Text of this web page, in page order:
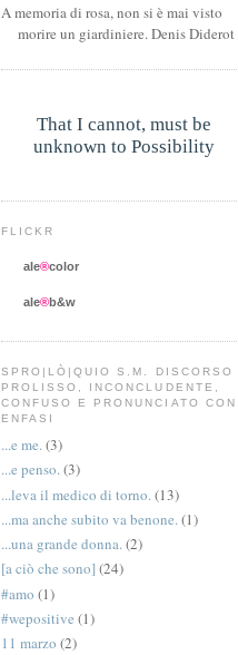
A memoria di rosa, non si è mai visto
morire un giardiniere. Denis Diderot
That I cannot, must be
unknown to Possibility
FLICKR
ale®color
ale®b&w
SPRO|LÒ|QUIO S.M. DISCORSO
PROLISSO, INCONCLUDENTE,
CONFUSO E PRONUNCIATO CON
ENFASI
...e me.(3)
...e penso.(3)
...leva il medico di torno.(13)
...ma anche subito va benone.(1)
...una grande donna.(2)
[a ciò che sono] (24)
#amo (1)
#wepositive (1)
11 marzo (2)